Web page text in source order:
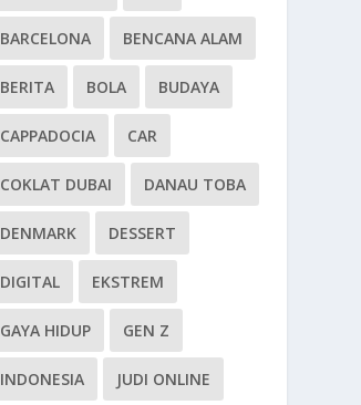
BARCELONA BENCANA ALAM
BERITA BOLA BUDAYA
CAPPADOCIA CAR
COKLAT DUBAI DANAU TOBA
DENMARK DESSERT
DIGITAL EKSTREM
GAYA HIDUP GEN Z
INDONESIA JUDI ONLINE